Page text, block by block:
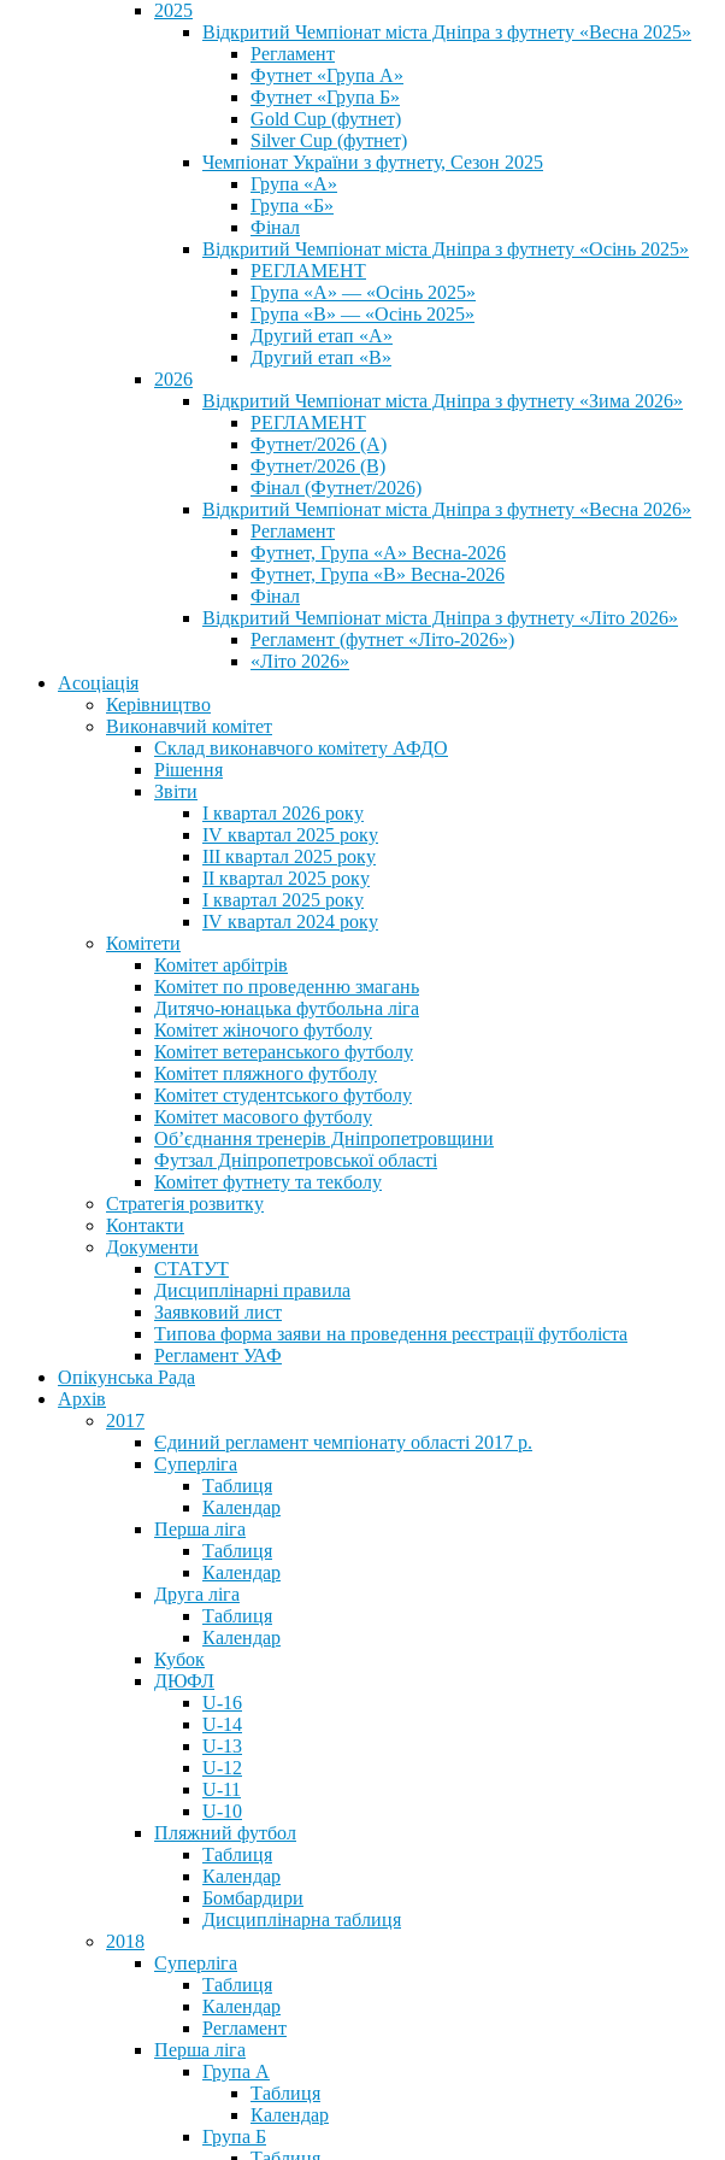
2025
Відкритий Чемпіонат міста Дніпра з футнету «Весна 2025»
Регламент
Футнет «Група А»
Футнет «Група Б»
Gold Cup (футнет)
Silver Cup (футнет)
Чемпіонат України з футнету, Сезон 2025
Група «А»
Група «Б»
Фінал
Відкритий Чемпіонат міста Дніпра з футнету «Осінь 2025»
РЕГЛАМЕНТ
Група «А» — «Осінь 2025»
Група «В» — «Осінь 2025»
Другий етап «А»
Другий етап «В»
2026
Відкритий Чемпіонат міста Дніпра з футнету «Зима 2026»
РЕГЛАМЕНТ
Футнет/2026 (А)
Футнет/2026 (В)
Фінал (Футнет/2026)
Відкритий Чемпіонат міста Дніпра з футнету «Весна 2026»
Регламент
Футнет, Група «А» Весна-2026
Футнет, Група «В» Весна-2026
Фінал
Відкритий Чемпіонат міста Дніпра з футнету «Літо 2026»
Регламент (футнет «Літо-2026»)
«Літо 2026»
Асоціація
Керівництво
Виконавчий комітет
Склад виконавчого комітету АФДО
Рішення
Звіти
I квартал 2026 року
IV квартал 2025 року
III квартал 2025 року
II квартал 2025 року
I квартал 2025 року
IV квартал 2024 року
Комітети
Комітет арбітрів
Комітет по проведенню змагань
Дитячо-юнацька футбольна ліга
Комітет жіночого футболу
Комітет ветеранського футболу
Комітет пляжного футболу
Комітет студентського футболу
Комітет масового футболу
Обʼєднання тренерів Дніпропетровщини
Футзал Дніпропетровської області
Комітет футнету та текболу
Стратегія розвитку
Контакти
Документи
СТАТУТ
Дисциплінарні правила
Заявковий лист
Типова форма заяви на проведення реєстрації футболіста
Регламент УАФ
Опікунська Рада
Архів
2017
Єдиний регламент чемпіонату області 2017 р.
Суперліга
Таблиця
Календар
Перша ліга
Таблиця
Календар
Друга ліга
Таблиця
Календар
Кубок
ДЮФЛ
U-16
U-14
U-13
U-12
U-11
U-10
Пляжний футбол
Таблиця
Календар
Бомбардири
Дисциплінарна таблиця
2018
Суперліга
Таблиця
Календар
Регламент
Перша ліга
Група А
Таблиця
Календар
Група Б